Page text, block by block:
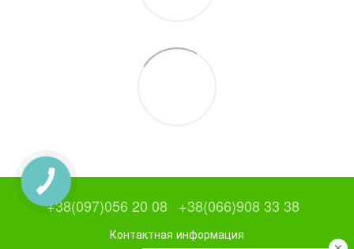
+38(097)056 20 08 +38(066)908 33 38
Контактная информация